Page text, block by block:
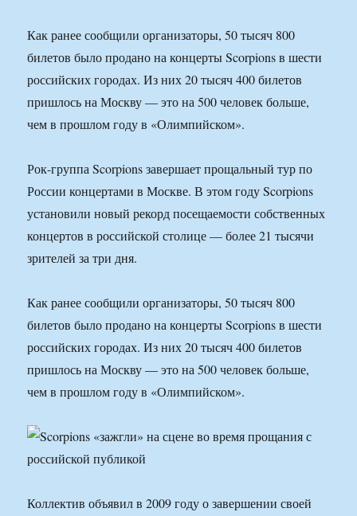
Как ранее сообщили организаторы, 50 тысяч 800
билетов было продано на концерты Scorpions в шести
российских городах. Из них 20 тысяч 400 билетов
пришлось на Москву — это на 500 человек больше,
чем в прошлом году в «Олимпийском».
Рок-группа Scorpions завершает прощальный тур по
России концертами в Москве. В этом году Scorpions
установили новый рекорд посещаемости собственных
концертов в российской столице — более 21 тысячи
зрителей за три дня.
Как ранее сообщили организаторы, 50 тысяч 800
билетов было продано на концерты Scorpions в шести
российских городах. Из них 20 тысяч 400 билетов
пришлось на Москву — это на 500 человек больше,
чем в прошлом году в «Олимпийском».
Коллектив объявил в 2009 году о завершении своей